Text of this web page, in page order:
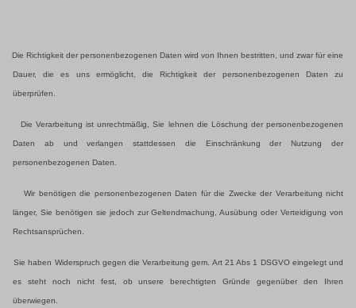
Die Richtigkeit der personenbezogenen Daten wird von Ihnen bestritten, und zwar für eine
Dauer, die es uns ermöglicht, die Richtigkeit der personenbezogenen Daten zu
überprüfen.
Die Verarbeitung ist unrechtmäßig, Sie lehnen die Löschung der personenbezogenen
Daten ab und verlangen stattdessen die Einschränkung der Nutzung der
personenbezogenen Daten.
Wir benötigen die personenbezogenen Daten für die Zwecke der Verarbeitung nicht
länger, Sie benötigen sie jedoch zur Geltendmachung, Ausübung oder Verteidigung von
Rechtsansprüchen.
Sie haben Widerspruch gegen die Verarbeitung gem. Art 21 Abs 1 DSGVO eingelegt und
es steht noch nicht fest, ob unsere berechtigten Gründe gegenüber den Ihren
überwiegen.